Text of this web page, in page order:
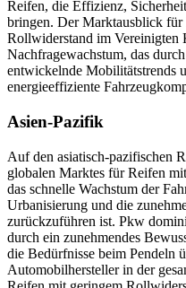
Reifen, die Effizienz,
bringen. Der Marktausblick
Rollwiderstand im Vereinigten
Nachfragewachstum, das
entwickelnde Mobilitätstrends
energieeffiziente
Asien-Pazifik
Auf den asiatisch-pazifischen
globalen Marktes für Reifen
das schnelle Wachstum der
Urbanisierung und die
zurückzuführen ist. Pkw
durch ein zunehmendes
die Bedürfnisse beim Pendeln
Automobilhersteller in der